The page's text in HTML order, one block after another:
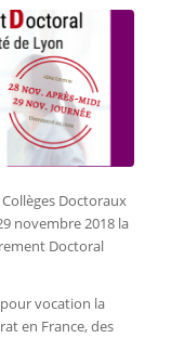
Collèges Doctoraux
novembre 2018 la
Doctoral
vocation la
en France, des